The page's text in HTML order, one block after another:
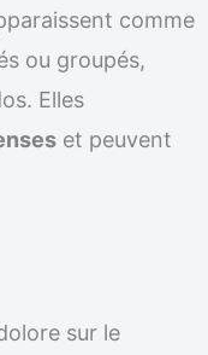
comme
ou groupés,
Elles
et peuvent
sur le